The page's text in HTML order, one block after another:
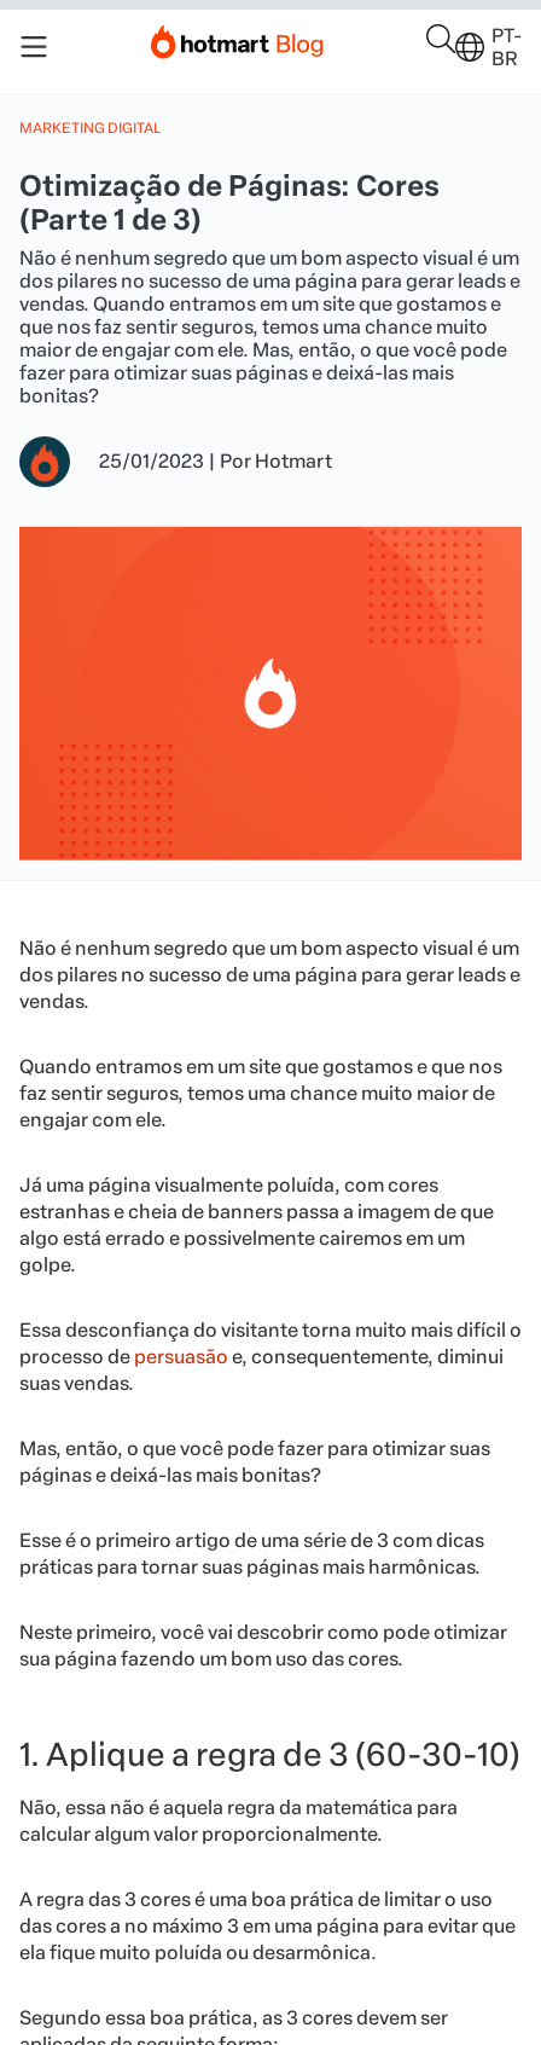
PT-
BR
MARKETING DIGITAL
Otimização de Páginas: Cores
(Parte 1 de 3)
Não é nenhum segredo que um bom aspecto visual é um
dos pilares no sucesso de uma página para gerar leads e
vendas. Quando entramos em um site que gostamos e
que nos faz sentir seguros, temos uma chance muito
maior de engajar com ele. Mas, então, o que você pode
fazer para otimizar suas páginas e deixá-las mais
bonitas?
25/01/2023 | Por Hotmart
Não é nenhum segredo que um bom aspecto visual é um
dos pilares no sucesso de uma página para gerar leads e
vendas.
Quando entramos em um site que gostamos e que nos
faz sentir seguros, temos uma chance muito maior de
engajar com ele.
Já uma página visualmente poluída, com cores
estranhas e cheia de banners passa a imagem de que
algo está errado e possivelmente cairemos em um
golpe.
Essa desconfiança do visitante torna muito mais difícil o
processo de persuasão e, consequentemente, diminui
suas vendas.
Mas, então, o que você pode fazer para otimizar suas
páginas e deixá-las mais bonitas?
Esse é o primeiro artigo de uma série de 3 com dicas
práticas para tornar suas páginas mais harmônicas.
Neste primeiro, você vai descobrir como pode otimizar
sua página fazendo um bom uso das cores.
1. Aplique a regra de 3 (60-30-10)
Não, essa não é aquela regra da matemática para
calcular algum valor proporcionalmente.
A regra das 3 cores é uma boa prática de limitar o uso
das cores a no máximo 3 em uma página para evitar que
ela fique muito poluída ou desarmônica.
Segundo essa boa prática, as 3 cores devem ser